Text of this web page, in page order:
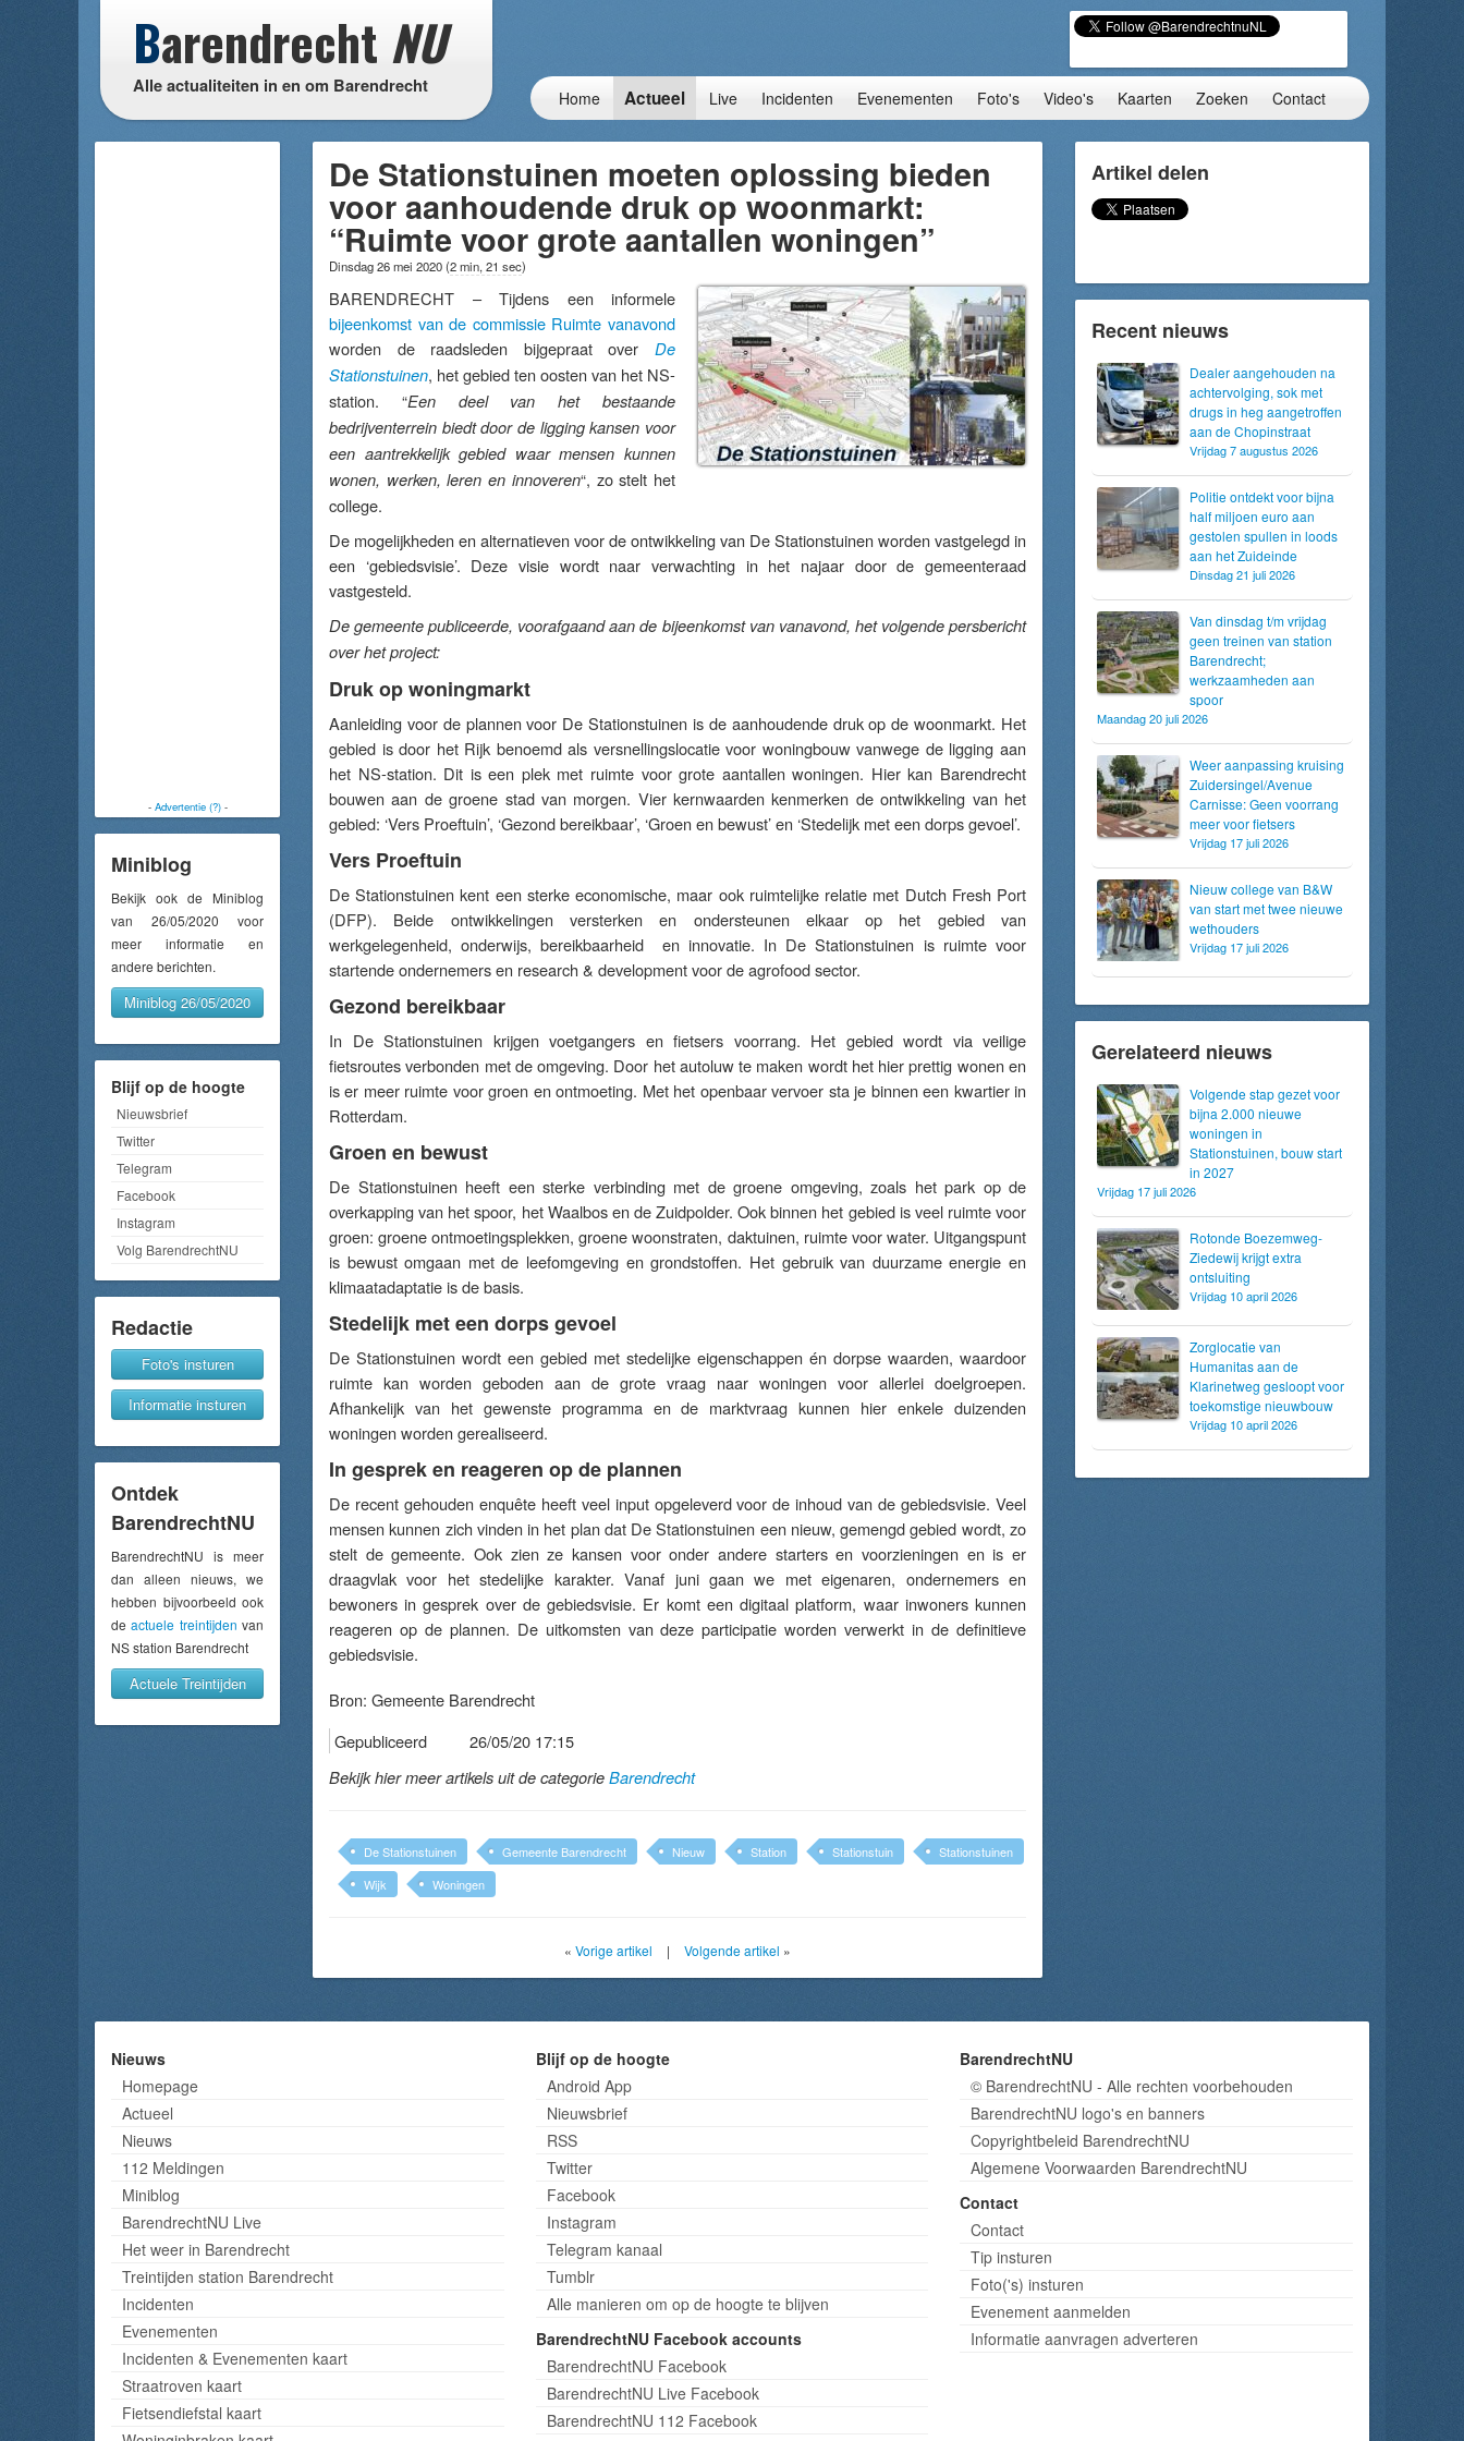
Barendrecht NU
Alle actualiteiten in en om Barendrecht
Home Actueel Live Incidenten Evenementen Foto's Video's Kaarten Zoeken Contact
- Advertentie (?)-
Miniblog
Bekijk ook de Miniblog
van 26/05/2020 voor
meer informatie en
andere berichten.
Miniblog 26/05/2020
Blijf op de hoogte
Nieuwsbrief
Twitter
Telegram
Facebook
Instagram
Volg BarendrechtNU
Redactie
Foto's insturen
Informatie insturen
Ontdek
BarendrechtNU
BarendrechtNU is meer
dan alleen nieuws, we
hebben bijvoorbeeld ook
deactuele treintijden van
NS station Barendrecht
Actuele Treintijden
De Stationstuinen moeten oplossing bieden
voor aanhoudende druk op woonmarkt:
“Ruimte voor grote aantallen woningen”
Dinsdag 26 mei 2020(2 min, 21 sec)
BARENDRECHT – Tijdens een informele
bijeenkomst van de commissie Ruimte vanavond
worden de raadsleden bijgepraat over De
Stationstuinen, het gebied ten oosten van het NS-
station. “Een deel van het bestaande
bedrijventerrein biedt door de ligging kansen voor
een aantrekkelijk gebied waar mensen kunnen
wonen, werken, leren en innoveren“, zo stelt het
college.
De mogelijkheden en alternatieven voor de ontwikkeling van De Stationstuinen worden vastgelegd in
een ‘gebiedsvisie’. Deze visie wordt naar verwachting in het najaar door de gemeenteraad
vastgesteld.
De gemeente publiceerde, voorafgaand aan de bijeenkomst van vanavond, het volgende persbericht
over het project:
Druk op woningmarkt
Aanleiding voor de plannen voor De Stationstuinen is de aanhoudende druk op de woonmarkt. Het
gebied is door het Rijk benoemd als versnellingslocatie voor woningbouw vanwege de ligging aan
het NS-station. Dit is een plek met ruimte voor grote aantallen woningen. Hier kan Barendrecht
bouwen aan de groene stad van morgen. Vier kernwaarden kenmerken de ontwikkeling van het
gebied: ‘Vers Proeftuin’, ‘Gezond bereikbaar’, ‘Groen en bewust’ en ‘Stedelijk met een dorps gevoel’.
Vers Proeftuin
De Stationstuinen kent een sterke economische, maar ook ruimtelijke relatie met Dutch Fresh Port
(DFP). Beide ontwikkelingen versterken en ondersteunen elkaar op het gebied van
werkgelegenheid, onderwijs, bereikbaarheid en innovatie. In De Stationstuinen is ruimte voor
startende ondernemers en research & development voor de agrofood sector.
Gezond bereikbaar
In De Stationstuinen krijgen voetgangers en fietsers voorrang. Het gebied wordt via veilige
fietsroutes verbonden met de omgeving. Door het autoluw te maken wordt het hier prettig wonen en
is er meer ruimte voor groen en ontmoeting. Met het openbaar vervoer sta je binnen een kwartier in
Rotterdam.
Groen en bewust
De Stationstuinen heeft een sterke verbinding met de groene omgeving, zoals het park op de
overkapping van het spoor, het Waalbos en de Zuidpolder. Ook binnen het gebied is veel ruimte voor
groen: groene ontmoetingsplekken, groene woonstraten, daktuinen, ruimte voor water. Uitgangspunt
is bewust omgaan met de leefomgeving en grondstoffen. Het gebruik van duurzame energie en
klimaatadaptatie is de basis.
Stedelijk met een dorps gevoel
De Stationstuinen wordt een gebied met stedelijke eigenschappen én dorpse waarden, waardoor
ruimte kan worden geboden aan de grote vraag naar woningen voor allerlei doelgroepen.
Afhankelijk van het gewenste programma en de marktvraag kunnen hier enkele duizenden
woningen worden gerealiseerd.
In gesprek en reageren op de plannen
De recent gehouden enquête heeft veel input opgeleverd voor de inhoud van de gebiedsvisie. Veel
mensen kunnen zich vinden in het plan dat De Stationstuinen een nieuw, gemengd gebied wordt, zo
stelt de gemeente. Ook zien ze kansen voor onder andere starters en voorzieningen en is er
draagvlak voor het stedelijke karakter. Vanaf juni gaan we met eigenaren, ondernemers en
bewoners in gesprek over de gebiedsvisie. Er komt een digitaal platform, waar inwoners kunnen
reageren op de plannen. De uitkomsten van deze participatie worden verwerkt in de definitieve
gebiedsvisie.
Bron: Gemeente Barendrecht
Gepubliceerd
26/05/20 17:15
Bekijk hier meer artikels uit de categorie Barendrecht
De Stationstuinen Gemeente Barendrecht Nieuw Station Stationstuin
Stationstuinen
Wijk
Woningen
« Vorige artikel | Volgende artikel »
Artikel delen
Recent nieuws
Dealer aangehouden na
achtervolging, sok met
drugs in heg aangetroffen
aan de Chopinstraat
Vrijdag 7 augustus 2026
Politie ontdekt voor bijna
half miljoen euro aan
gestolen spullen in loods
aan het Zuideinde
Dinsdag 21 juli 2026
Van dinsdag t/m vrijdag
geen treinen van station
Barendrecht;
werkzaamheden aan
spoor
Maandag 20 juli 2026
Weer aanpassing kruising
Zuidersingel/Avenue
Carnisse: Geen voorrang
meer voor fietsers
Vrijdag 17 juli 2026
Nieuw college van B&W
van start met twee nieuwe
wethouders
Vrijdag 17 juli 2026
Gerelateerd nieuws
Volgende stap gezet voor
bijna 2.000 nieuwe
woningen in
Stationstuinen, bouw start
in 2027
Vrijdag 17 juli 2026
Rotonde Boezemweg-
Ziedewij krijgt extra
ontsluiting
Vrijdag 10 april 2026
Zorglocatie van
Humanitas aan de
Klarinetweg gesloopt voor
toekomstige nieuwbouw
Vrijdag 10 april 2026
Nieuws
Homepage
Actueel
Nieuws
112 Meldingen
Miniblog
BarendrechtNU Live
Het weer in Barendrecht
Treintijden station Barendrecht
Incidenten
Evenementen
Incidenten & Evenementen kaart
Straatroven kaart
Fietsendiefstal kaart
Blijf op de hoogte
Android App
Nieuwsbrief
RSS
Twitter
Facebook
Instagram
Telegram kanaal
Tumblr
Alle manieren om op de hoogte te blijven
BarendrechtNU Facebook accounts
BarendrechtNU Facebook
BarendrechtNU Live Facebook
BarendrechtNU 112 Facebook
BarendrechtNU
© BarendrechtNU - Alle rechten voorbehouden
BarendrechtNU logo's en banners
Copyrightbeleid BarendrechtNU
Algemene Voorwaarden BarendrechtNU
Contact
Contact
Tip insturen
Foto('s) insturen
Evenement aanmelden
Informatie aanvragen adverteren